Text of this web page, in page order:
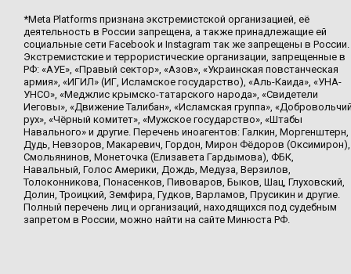
*Meta Platforms признана экстремистской организацией, её
деятельность в России запрещена, а также принадлежащие ей
социальные сети Facebook и Instagram так же запрещены в России.
Экстремистские и террористические организации, запрещенные в
РФ: «АУЕ», «Правый сектор», «Азов», «Украинская повстанческая
армия», «ИГИЛ» (ИГ, Исламское государство), «Аль-Каида», «УНА-
УНСО», «Меджлис крымско-татарского народа», «Свидетели
Иеговы», «Движение Талибан», «Исламская группа»,
рух», «Чёрный комитет», «Мужское государство», «Штабы
Навального» и другие. Перечень иноагентов: Галкин, Моргенштерн,
Дудь, Невзоров, Макаревич, Гордон, Мирон Фёдоров (Оксимирон),
Смольянинов, Монеточка (Елизавета Гардымова), ФБК,
Навальный, Голос Америки, Дождь, Медуза, Верзилов,
Толоконникова, Понасенков, Пивоваров, Быков, Шац, Глуховский,
Долин, Троицкий, Земфира, Гудков, Варламов, Прусикин и другие.
Полный перечень лиц и организаций, находящихся под судебным
запретом в России, можно найти на сайте Минюста РФ.